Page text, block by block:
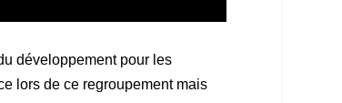
développement pour les
lors de ce regroupement mais